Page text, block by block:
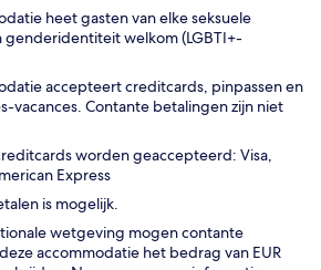
heet gasten van elke seksuele
genderidentiteit welkom (LGBTI+-
accepteert creditcards, pinpassen en
vacances. Contante betalingen zijn niet
worden geaccepteerd: Visa,
Express
is mogelijk.
wetgeving mogen contante
accommodatie het bedrag van EUR